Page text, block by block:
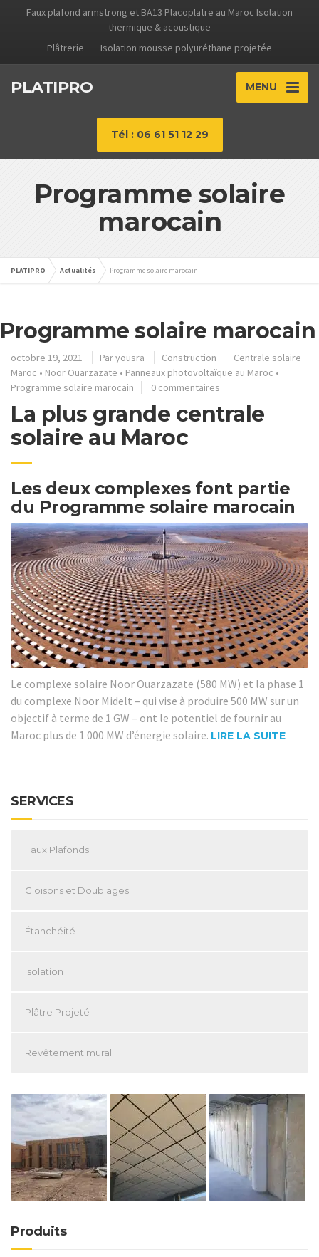
Faux plafond armstrong et BA13 Placoplatre au Maroc Isolation
thermique & acoustique
Plâtrerie
Isolation mousse polyuréthane projetée
PLATIPRO MENU
Tél : 06 61 51 12 29
Programme solaire
marocain
PLATIPRO Actualités Programme solaire marocain
Programme solaire marocain
octobre 19, 2021 Paryousra Construction
Centrale solaire
Maroc • Noor Ouarzazate • Panneaux photovoltaïque au Maroc •
Programme solaire marocain
0 commentaires
La plus grande centrale
solaire au Maroc
Les deux complexes font partie
du Programme solaire marocain
Le complexe solaire Noor Ouarzazate (580 MW) et la phase 1
du complexe Noor Midelt – qui vise à produire 500 MW sur un
objectif à terme de 1 GW – ont le potentiel de fournir au
Maroc plus de 1 000 MW d’énergie solaire. LIRE LA SUITE
SERVICES
Faux Plafonds
Cloisons et Doublages
Étanchéité
Isolation
Plâtre Projeté
Revêtement mural
Produits